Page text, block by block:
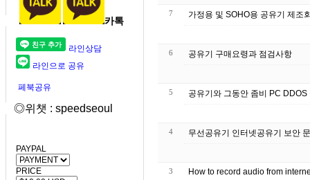
카톡
라인상담
라인으로 공유
페북공유
◎위챗 : speedseoul
PAYPAL
PRICE
7 가정용 및 SOHO용 공유기 제조
6 공유기 구매요령과 점검사항
5 공유기와 그동안 좀비 PC DDOS
4 무선공유기 인터넷공유기 보안
3 How to record audio from